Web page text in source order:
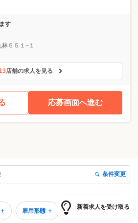
す
林５５１−１
店舗の求人を見る
応募画面へ進む
条件変更
雇用形態 ＋
新着求人を受け取る